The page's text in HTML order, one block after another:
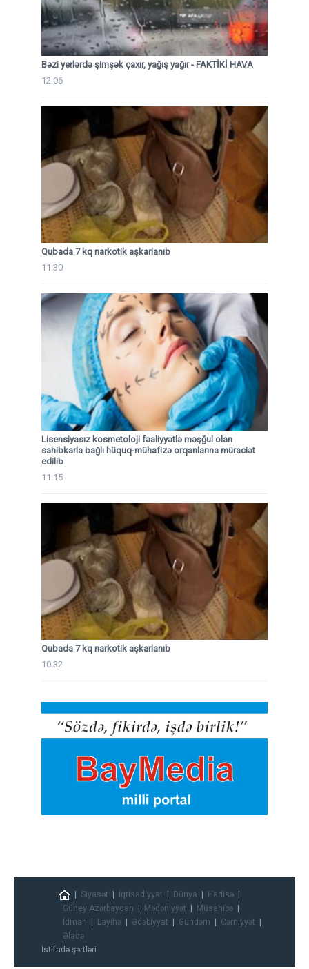
Bəzi yerlərdə şimşək çaxır, yağış yağır - FAKTİKİ HAVA
12:06
Qubada 7 kq narkotik aşkarlanıb
11:30
Lisensiyasız kosmetoloji fəaliyyətlə məşğul olan
sahibkarla bağlı hüquq-mühafizə orqanlarına müraciət
edilib
11:15
Qubada 7 kq narkotik aşkarlanıb
10:32
Siyasət İqtisadiyyat Dünya
Hadisə
Güney Azərbaycan
Mədəniyyət
Müsahibə
İdman
Layihə Ədəbiyyat Gündəm
Cəmiyyət
Əlaqə
İstifadə şərtləri